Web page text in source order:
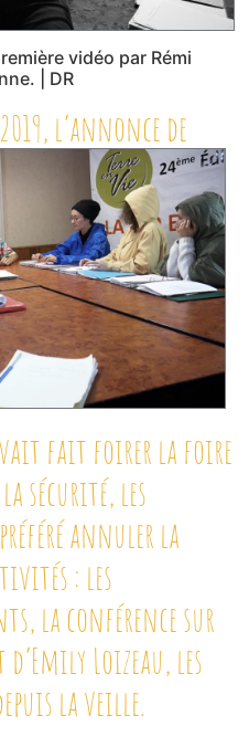
vidéo par Rémi
| DR
l’annonce de
fait foirer la foire
sécurité, les
annuler la
: les
la conférence sur
Loizeau, les
la veille.